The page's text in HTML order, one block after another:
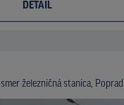
DETAIL
železničná stanica, Poprad